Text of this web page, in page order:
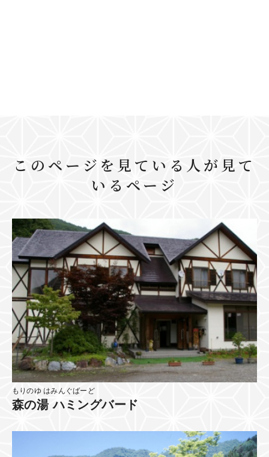
このページを見ている人が見て
いるページ
もりのゆ はみんぐばーど
森の湯 ハミングバード